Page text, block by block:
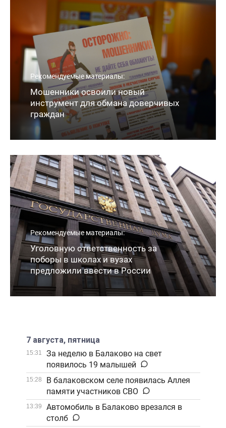
Рекомендуемые материалы:
Мошенники освоили новый
инструмент для обмана доверчивых
граждан
Рекомендуемые материалы:
Уголовную ответственность за
поборы в школах и вузах
предложили ввести в России
7 августа, пятница
15:31
За неделю в Балаково на свет
появилось 19 малышей
15:28
В балаковском селе появилась Аллея
памяти участников СВО
13:39
Автомобиль в Балаково врезался в
столб